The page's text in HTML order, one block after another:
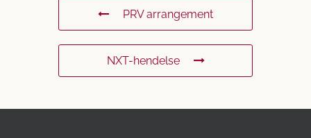
PRV arrangement
NXT-hendelse